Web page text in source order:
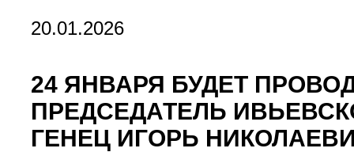
20.01.2026
24 ЯНВАРЯ БУДЕТ
ПРЕДСЕДАТЕЛЬ
ГЕНЕЦ ИГОРЬ